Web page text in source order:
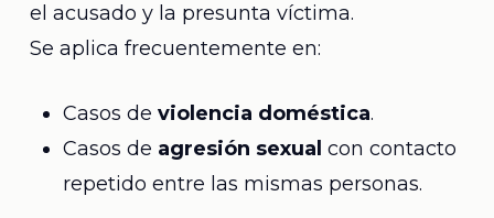
el acusado y la presunta víctima.
Se aplica frecuentemente en:
Casos de violencia doméstica.
Casos de agresión sexual con contacto
repetido entre las mismas personas.